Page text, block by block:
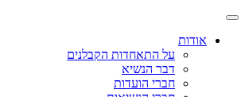
אודות
על התאחדות הקבלנים
דבר הנשיא
חברי הועדות